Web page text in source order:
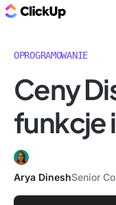
OPROGRAMOWANIE
Ceny
funkcje
Arya DineshSenior